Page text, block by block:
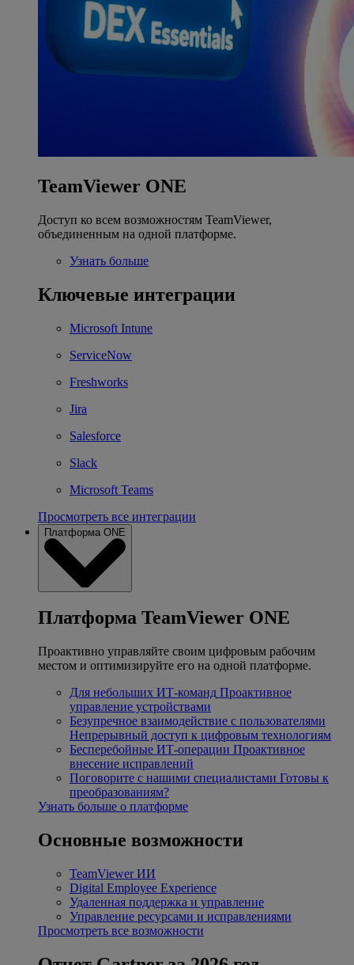
TeamViewer ONE
Доступ ко всем возможностям TeamViewer,
объединенным на одной платформе.
Узнать больше
Ключевые интеграции
Microsoft Intune
ServiceNow
Freshworks
Jira
Salesforce
Slack
Microsoft Teams
Просмотреть все интеграции
Платформа ONE
Платформа TeamViewer ONE
Проактивно управляйте своим цифровым рабочим
местом и оптимизируйте его на одной платформе.
Для небольших ИТ-команд Проактивное
управление устройствами
Безупречное взаимодействие с пользователями
Непрерывный доступ к цифровым технологиям
Бесперебойные ИТ-операции Проактивное
внесение исправлений
Поговорите с нашими специалистами Готовы к
преобразованиям?
Узнать больше о платформе
Основные возможности
TeamViewer ИИ
Digital Employee Experience
Удаленная поддержка и управление
Управление ресурсами и исправлениями
Просмотреть все возможности